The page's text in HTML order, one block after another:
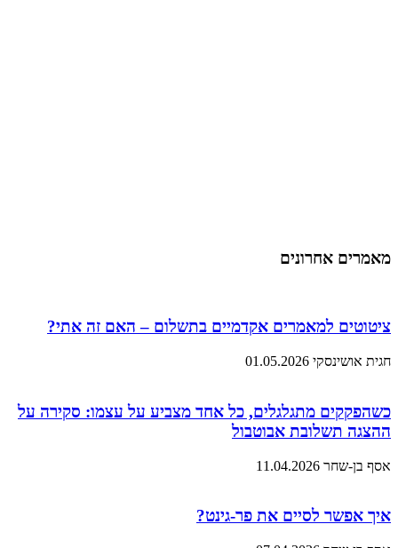
מאמרים אחרונים
ציטוטים למאמרים אקדמיים בתשלום – האם זה אתי?
חגית אושינסקי 01.05.2026
כשהפקקים מתגלגלים, כל אחד מצביע על עצמו: סקירה על
ההצגה תשלובת אבוטבול
אסף בן-שחר 11.04.2026
איך אפשר לסיים את פר-גינט?